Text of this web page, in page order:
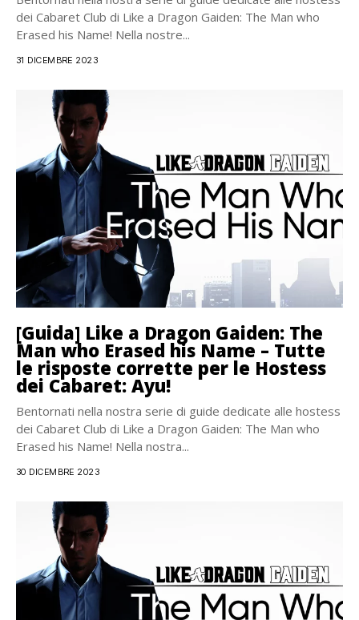
dei Cabaret Club di Like a Dragon Gaiden: The Man who
Erased his Name! Nella nostre...
31 DICEMBRE 2023
[Guida] Like a Dragon Gaiden: The
Man who Erased his Name – Tutte
le risposte corrette per le Hostess
dei Cabaret: Ayu!
Bentornati nella nostra serie di guide dedicate alle hostess
dei Cabaret Club di Like a Dragon Gaiden: The Man who
Erased his Name! Nella nostra...
30 DICEMBRE 2023